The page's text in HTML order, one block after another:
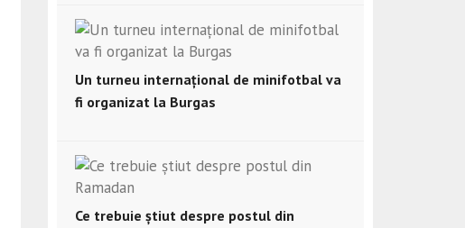
Un turneu internațional de minifotbal va
fi organizat la Burgas
Ce trebuie știut despre postul din